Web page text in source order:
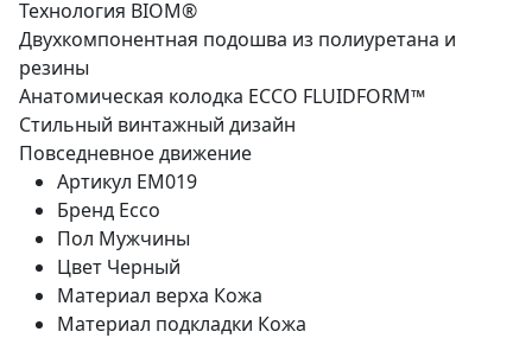
Технология BIOM®
Двухкомпонентная подошва из полиуретана и
резины
Анатомическая колодка ECCO FLUIDFORM™
Стильный винтажный дизайн
Повседневное движение
Артикул EM019
Бренд Ecco
Пол Мужчины
Цвет Черный
Материал верха Кожа
Материал подкладки Кожа